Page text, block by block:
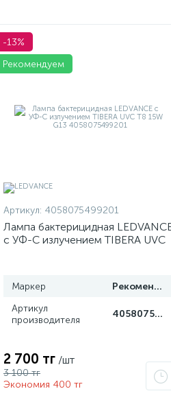
-13%
Рекомендуем
Артикул: 4058075499201
Лампа бактерицидная
с УФ-С излучением TIBERA UVC
Маркер
Рекомендуем
Артикул
производителя
4058075499201
2 700 тг /шт
3 100 тг
Экономия 400 тг